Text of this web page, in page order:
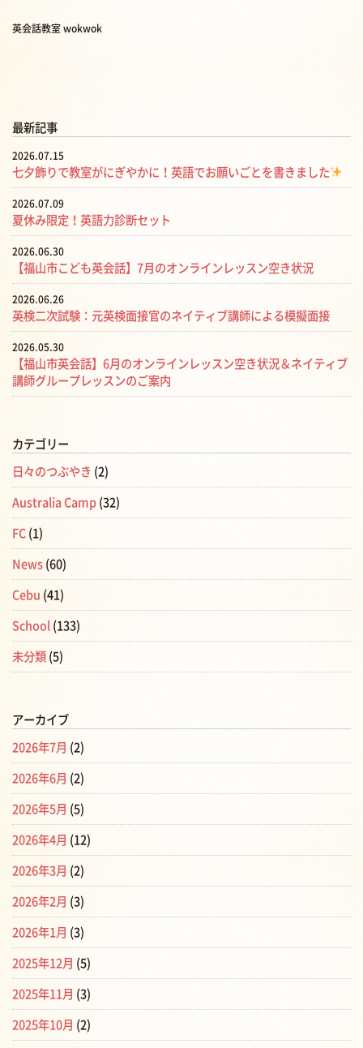
英会話教室 wokwok
最新記事
2026.07.15
七夕飾りで教室がにぎやかに！英語でお願いごとを書きました
2026.07.09
夏休み限定！英語力診断セット
2026.06.30
【福山市こども英会話】7月のオンラインレッスン空き状況
2026.06.26
英検二次試験：元英検面接官のネイティブ講師による模擬面接
2026.05.30
【福山市英会話】6月のオンラインレッスン空き状況＆ネイティブ
講師グループレッスンのご案内
カテゴリー
日々のつぶやき (2)
Australia Camp (32)
FC (1)
News (60)
Cebu (41)
School (133)
未分類 (5)
アーカイブ
2026年7月 (2)
2026年6月 (2)
2026年5月 (5)
2026年4月 (12)
2026年3月 (2)
2026年2月 (3)
2026年1月 (3)
2025年12月 (5)
2025年11月 (3)
2025年10月 (2)